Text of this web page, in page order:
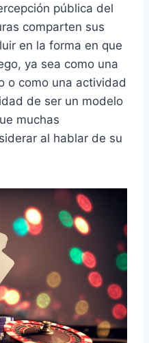
pública del
comparten sus
en la forma en que
ya sea como una
o como una actividad
de ser un modelo
muchas
al hablar de su